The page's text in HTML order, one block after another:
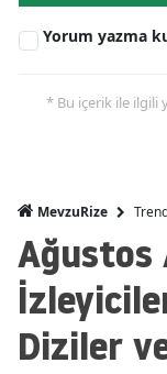
Yorum yazma
* Bu içerik ile ilgili
MevzuRize
Ağustos
Diziler